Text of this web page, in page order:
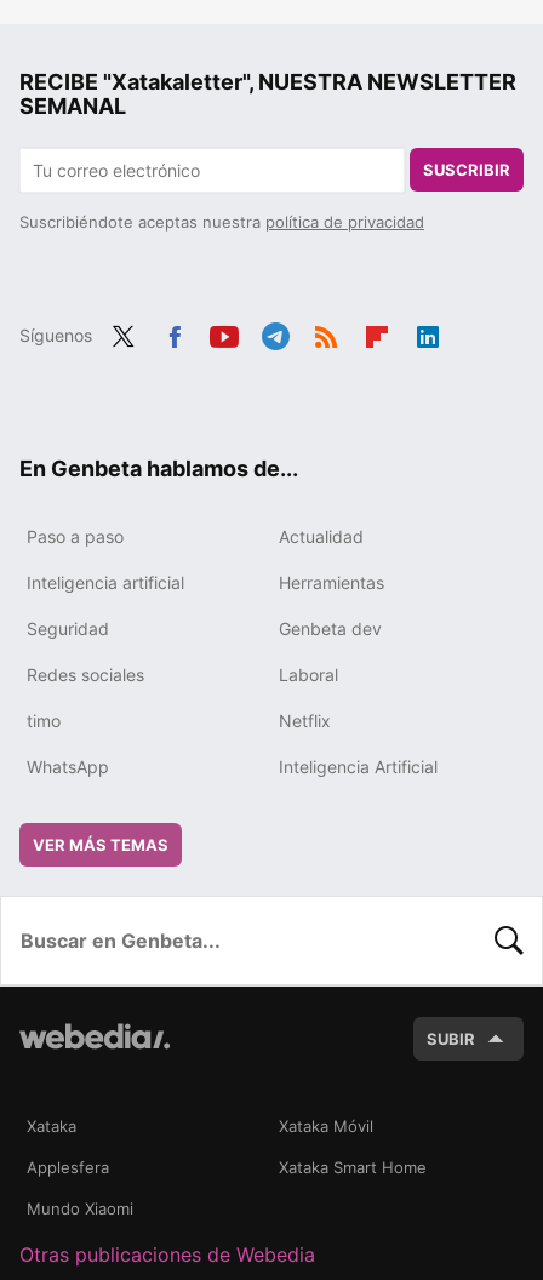
RECIBE "Xatakaletter", NUESTRA NEWSLETTER
SEMANAL
SUSCRIBIR
Suscribiéndote aceptas nuestra política de privacidad
Síguenos
En Genbeta hablamos de...
Paso a paso Actualidad
Inteligencia artificial Herramientas
Seguridad Genbeta dev
Redes sociales Laboral
timo Netflix
WhatsApp Inteligencia Artificial
VER MÁS TEMAS
SUBIR
Xataka Xataka Móvil
Applesfera Xataka Smart Home
Mundo Xiaomi
Otras publicaciones de Webedia